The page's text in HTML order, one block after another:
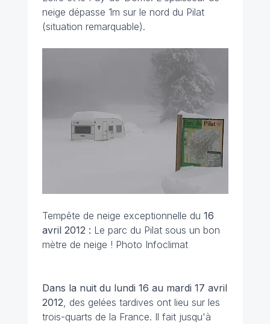
neige dépasse 1m sur le nord du Pilat
(situation remarquable).
Tempête de neige exceptionnelle du 16
avril 2012 : Le parc du Pilat sous un bon
mètre de neige ! Photo Infoclimat
Dans la nuit du lundi 16 au mardi 17 avril
2012, des gelées tardives ont lieu sur les
trois-quarts de la France. Il fait jusqu'à